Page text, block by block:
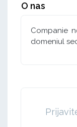
O nas
Companie
domeniul